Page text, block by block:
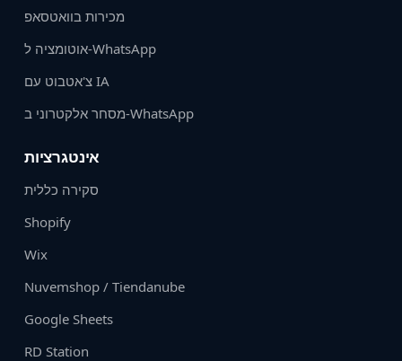
מכירות בוואטסאפ
אוטומציה ל‑WhatsApp
צ'אטבוט עם IA
מסחר אלקטרוני ב-WhatsApp
אינטגרציות
סקירה כללית
Shopify
Wix
Nuvemshop / Tiendanube
Google Sheets
RD Station